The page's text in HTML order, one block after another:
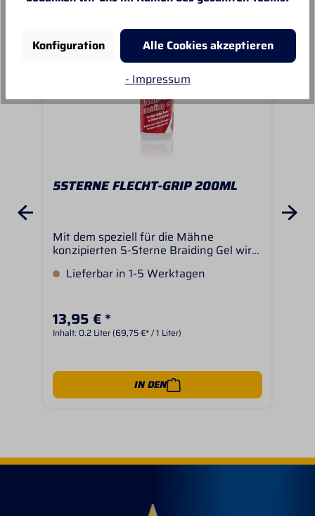
5STERNE FLECHT-GRIP 200ML
Mit dem speziell für die Mähne
konzipierten 5-Sterne Braiding Gel wird
erleichert. Das Gel entwirrt, pflegt und
erhalten perfekte Griffigkeit. Die Zöpfe
halten länger - die Mähne ist gepflegt.
Lieferbar in 1-5 Werktagen
13,95 € *
Inhalt: 0.2 Liter (69,75 €* / 1 Liter)
IN DEN
Konfiguration
Alle Cookies akzeptieren
- Impressum